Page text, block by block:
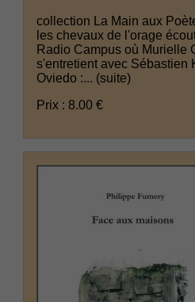
collection La Main aux
les chevaux de l'orage
Radio Campus où Murielle
s'entretient avec Sébastien
Oviedo :... (suite)
Prix : 8.00 €